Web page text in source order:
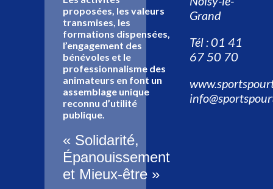
proposées, les valeurs
transmises, les
formations dispensées,
l’engagement des
bénévoles et le
professionnalisme des
animateurs en font un
assemblage unique
reconnu d’utilité
publique.
« Solidarité,
Épanouissement
et Mieux-être »
Grand
Tél : 01 41
67 50 70